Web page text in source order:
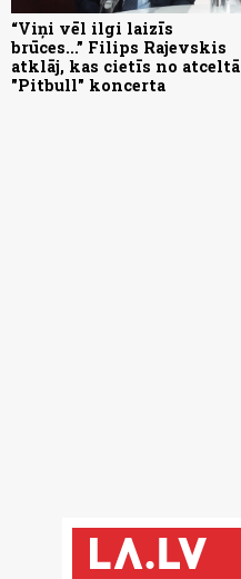
“Viņi vēl ilgi laizīs
brūces...” Filips Rajevskis
atklāj, kas cietīs no atceltā
"Pitbull" koncerta